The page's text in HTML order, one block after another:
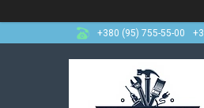
+380 (95) 755-55-00